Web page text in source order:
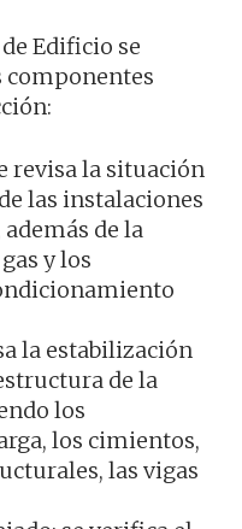
Edificio se
componentes
revisa la situación
las instalaciones
de la
y los
la estabilización
de la
los
los cimientos,
las vigas